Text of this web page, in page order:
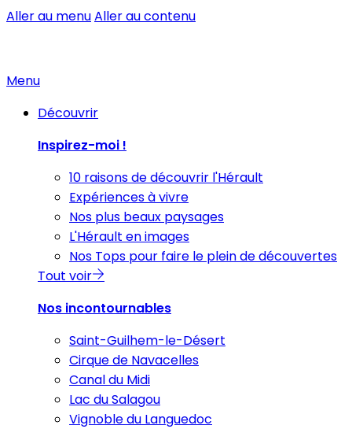
Aller au menuAller au contenu
Menu
Découvrir
Inspirez-moi !
10 raisons de découvrir l'Hérault
Expériences à vivre
Nos plus beaux paysages
L'Hérault en images
Nos Tops pour faire le plein de découvertes
Tout voir
Nos incontournables
Saint-Guilhem-le-Désert
Cirque de Navacelles
Canal du Midi
Lac du Salagou
Vignoble du Languedoc